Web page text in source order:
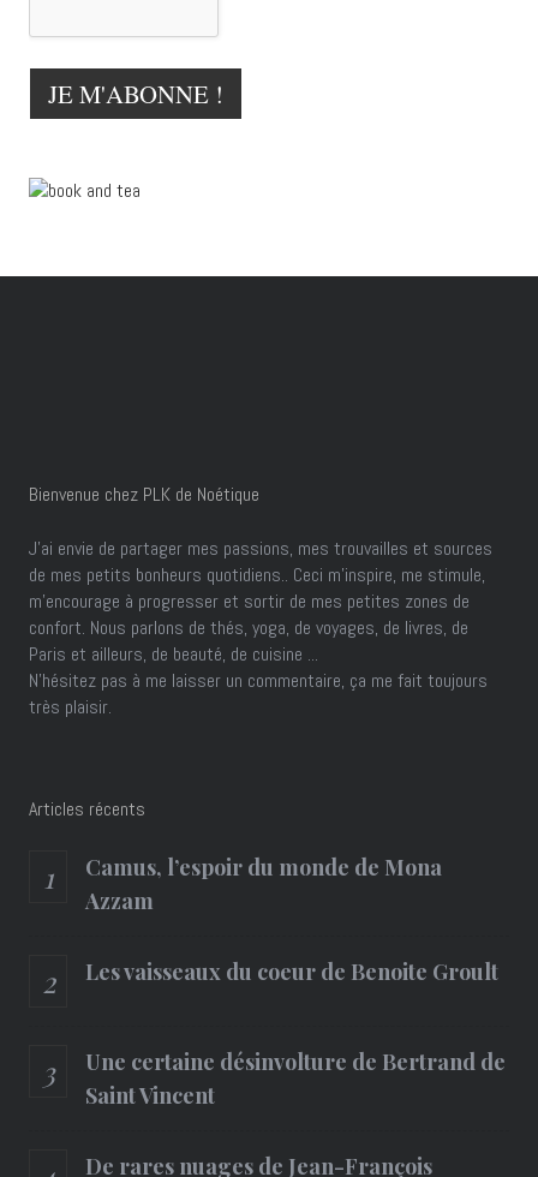
Bienvenue chez PLK de Noétique
J’ai envie de partager mes passions, mes trouvailles et sources
de mes petits bonheurs quotidiens.. Ceci m'inspire, me stimule,
m'encourage à progresser et sortir de mes petites zones de
confort. Nous parlons de thés, yoga, de voyages, de livres, de
Paris et ailleurs, de beauté, de cuisine ...
N'hésitez pas à me laisser un commentaire, ça me fait toujours
très plaisir.
Articles récents
Camus, l’espoir du monde de Mona
Azzam
Les vaisseaux du coeur de Benoite Groult
Une certaine désinvolture de Bertrand de
Saint Vincent
De rares nuages de Jean-François